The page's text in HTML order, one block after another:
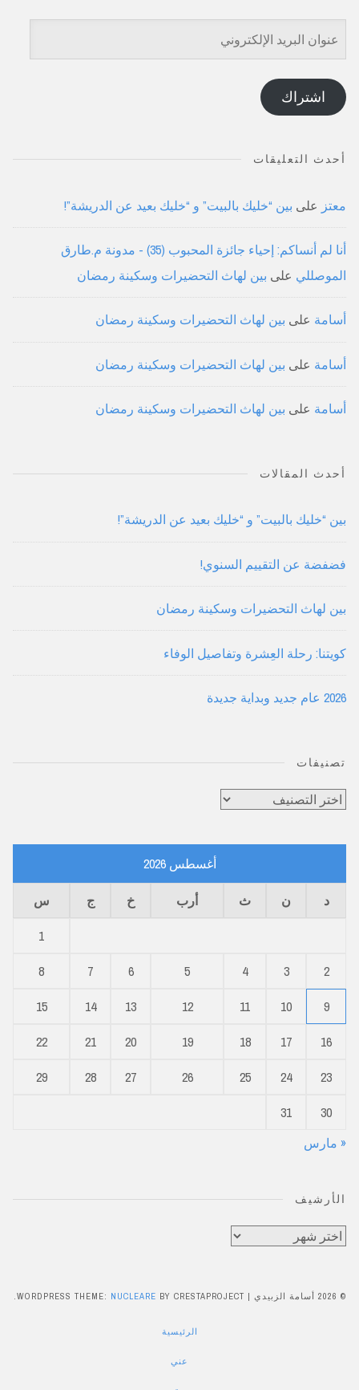
عنوان
البريد
الإلكتروني
اشتراك
أحدث التعليقات
معتز على بين “خليك بالبيت” و “خليك بعيد عن الدريشة”!
أنا لم أنساكم: إحياء جائزة المحبوب (35) - مدونة م.طارق
الموصللي على بين لهاث التحضيرات وسكينة رمضان
أسامة على بين لهاث التحضيرات وسكينة رمضان
أسامة على بين لهاث التحضيرات وسكينة رمضان
أسامة على بين لهاث التحضيرات وسكينة رمضان
أحدث المقالات
بين “خليك بالبيت” و “خليك بعيد عن الدريشة”!
فضفضة عن التقييم السنوي!
بين لهاث التحضيرات وسكينة رمضان
كويتنا: رحلة العِشرة وتفاصيل الوفاء
2026 عام جديد وبداية جديدة
تصنيفات
تصنيفات
أغسطس 2026
د ن ث أرب خ ج
س
1
2
3
4
5
6
7
8
9
10
11
12
13
14
15
16
17
18
19
20
21
22
23
24
25
26
27
28
29
30
31
« مارس
الأرشيف
الأرشيف
© 2026 أسامة الزبيدي |
WORDPRESS THEME: NUCLEARE BY CRESTAPROJECT.
الرئيسية
عني